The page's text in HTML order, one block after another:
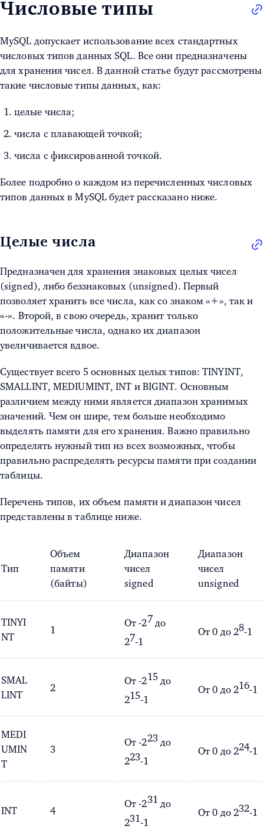
Числовые типы
MySQL допускает использование всех стандартных
числовых типов данных SQL. Все они предназначены
для хранения чисел. В данной статье будут рассмотрены
такие числовые типы данных, как:
целые числа;
числа с плавающей точкой;
числа с фиксированной точкой.
Более подробно о каждом из перечисленныхчисловых
типов данных в MySQL будет рассказано ниже.
Целые числа
Предназначен для хранения знаковых целых чисел
(signed), либо беззнаковых (unsigned). Первый
позволяет хранить все числа, как со знаком «+», так и
«-». Второй, в свою очередь, хранит только
положительные числа, однако их диапазон
увеличивается вдвое.
Существует всего 5 основных целых типов: TINYINT,
SMALLINT, MEDIUMINT, INT и BIGINT. Основным
различием между ними является диапазон хранимых
значений. Чем он шире, тем больше необходимо
выделять памяти для его хранения. Важно правильно
определять нужный тип из всех возможных, чтобы
правильно распределять ресурсы памяти при создании
таблицы.
Перечень типов, их объем памяти и диапазон чисел
представлены в таблице ниже.
Тип
Объем
памяти
(байты)
Диапазон
чисел
signed
Диапазон
чисел
unsigned
TINYI
NT
1
От -27до
27-1
От 0 до 28-1
SMAL
LINT
2
От -215до
215-1
От 0 до 216-1
MEDI
UMIN
T
3
От -223до
223-1
От 0 до 224-1
INT 4
От -231 до
231-1
От 0 до 232-1